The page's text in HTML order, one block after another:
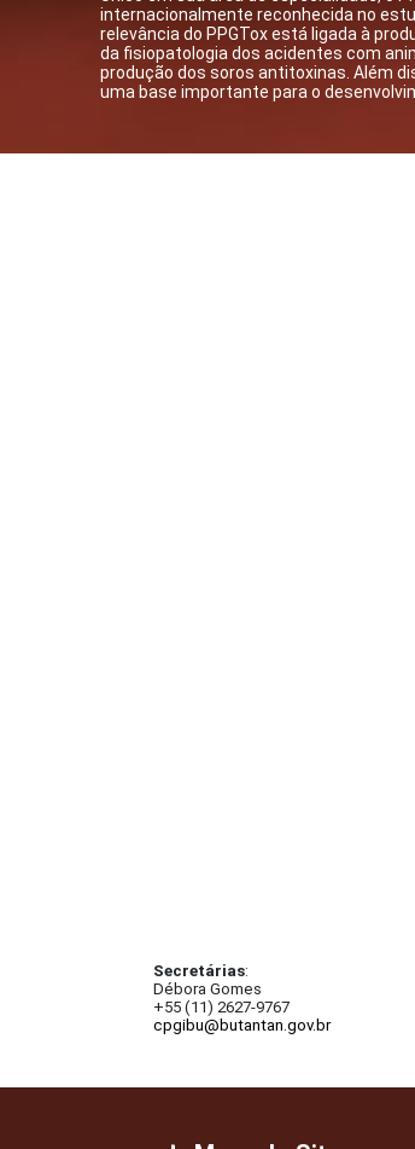
internacionalmente reconhecida no
relevância do PPGTox está ligada à
da fisiopatologia dos acidentes com
produção dos soros antitoxinas. Além
uma base importante para o
Secretárias:
Débora Gomes
+55 (11) 2627-9767
cpgibu@butantan.gov.br